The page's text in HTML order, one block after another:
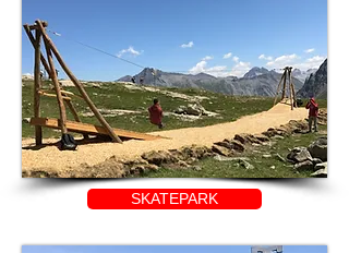
SKATEPARK